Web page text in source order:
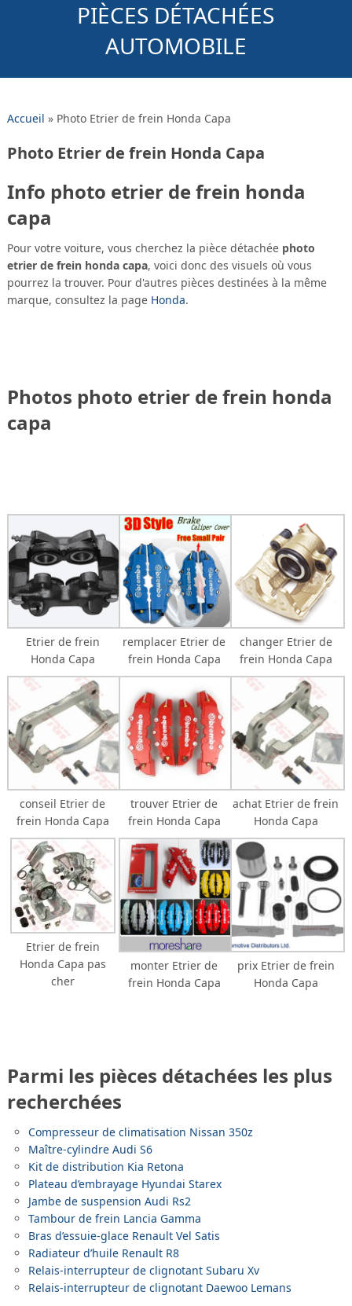
PIÈCES DÉTACHÉES
AUTOMOBILE
Accueil » Photo Etrier de frein Honda Capa
Photo Etrier de frein Honda Capa
Info photo etrier de frein honda
capa
Pour votre voiture, vous cherchez la pièce détachée photo
etrier de frein honda capa, voici donc des visuels où vous
pourrez la trouver. Pour d'autres pièces destinées à la même
marque, consultez la page Honda.
Photos photo etrier de frein honda
capa
Etrier de frein
Honda Capa
remplacer Etrier de
frein Honda Capa
changer Etrier de
frein Honda Capa
conseil Etrier de
frein Honda Capa
trouver Etrier de
frein Honda Capa
achat Etrier de frein
Honda Capa
Etrier de frein
Honda Capa pas
cher
monter Etrier de
frein Honda Capa
prix Etrier de frein
Honda Capa
Parmi les pièces détachées les plus
recherchées
Compresseur de climatisation Nissan 350z
Maître-cylindre Audi S6
Kit de distribution Kia Retona
Plateau d’embrayage Hyundai Starex
Jambe de suspension Audi Rs2
Tambour de frein Lancia Gamma
Bras d’essuie-glace Renault Vel Satis
Radiateur d’huile Renault R8
Relais-interrupteur de clignotant Subaru Xv
Relais-interrupteur de clignotant Daewoo Lemans